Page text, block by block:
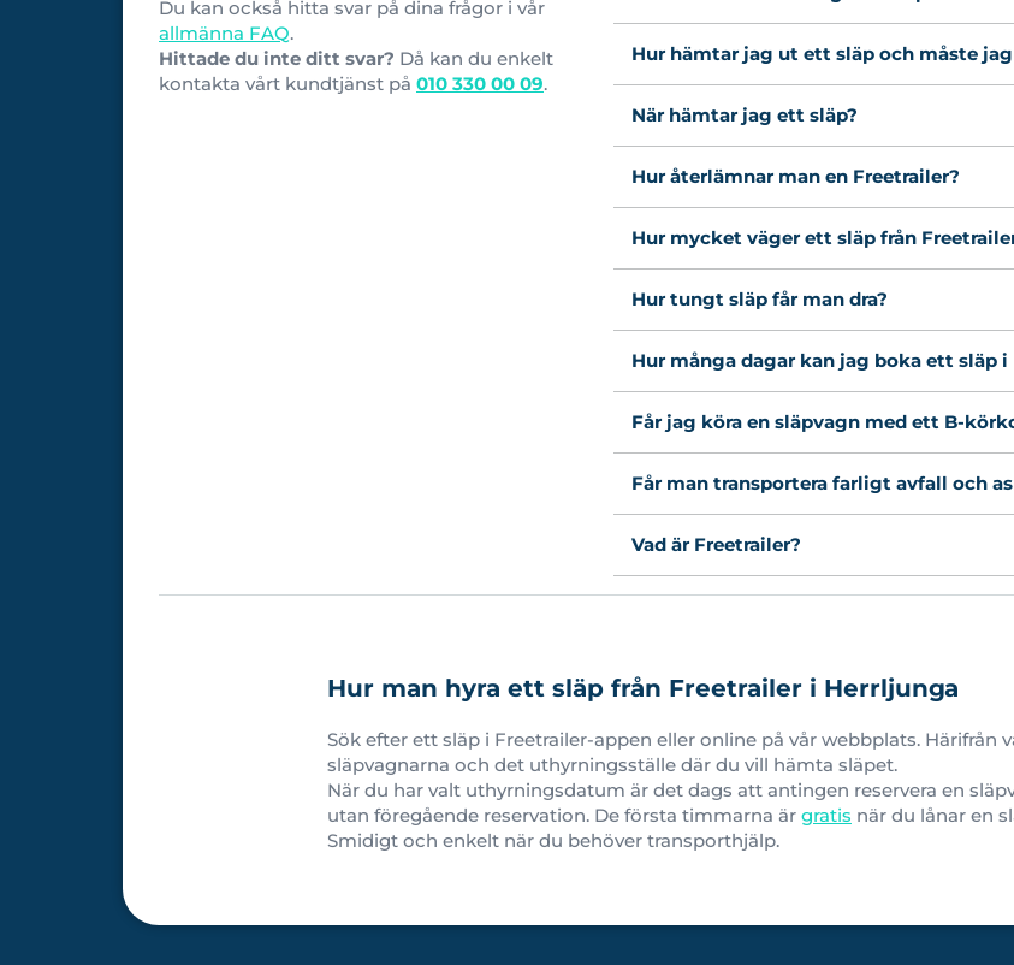
Du kan också hitta svar på dina frågor i vår
allmänna FAQ.
Hittade du inte ditt svar? Då kan du enkelt
kontakta vårt kundtjänst på 010 330 00 09.
Hur hämtar jag ut ett släp och måste jag
När hämtar jag ett släp?
Hur återlämnar man en Freetrailer?
Hur mycket väger ett släp från
Hur tungt släp får man dra?
Hur många dagar kan jag boka ett släp i
Får jag köra en släpvagn med ett B-
Får man transportera farligt avfall och
Vad är Freetrailer?
Hur man hyra ett släp från Freetrailer i Herrljunga
Sök efter ett släp i Freetrailer-appen eller online på vår webbplats. Härifrån
släpvagnarna och det uthyrningsställe där du vill hämta släpet.
När du har valt uthyrningsdatum är det dags att antingen reservera en
utan föregående reservation. De första timmarna är gratis när du lånar en
Smidigt och enkelt när du behöver transporthjälp.